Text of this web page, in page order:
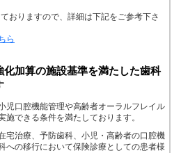
おりますので、詳細は下記をご参考下さ
ら
化加算の施設基準を満たした歯科
児口腔機能管理や高齢者オーラルフレイル
できる条件を満たしております。
宅治療、予防歯科、小児・高齢者の口腔機
への移行において保険診療としての患者様